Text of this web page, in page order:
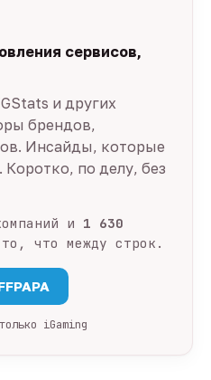
сервисов,
и других
брендов,
Инсайды, которые
Коротко, по делу, без
и 1 630
что между строк.
iGaming